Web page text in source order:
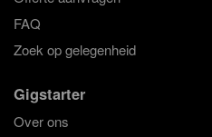
FAQ
Zoek op gelegenheid
Gigstarter
Over ons